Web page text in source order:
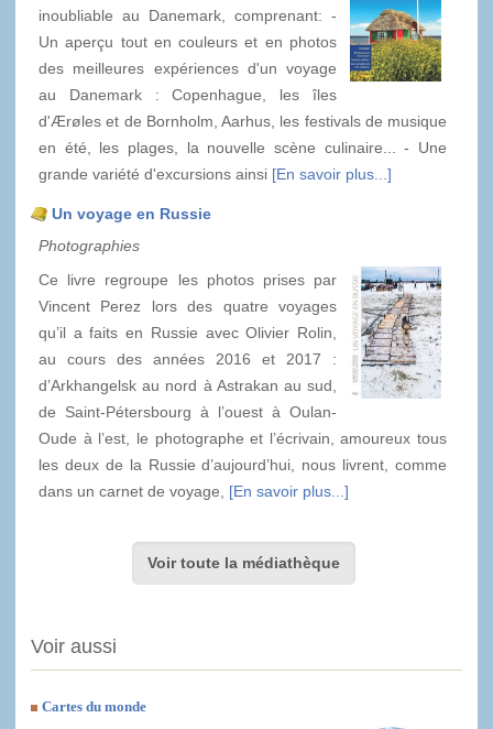
inoubliable au Danemark, comprenant: -
Un aperçu tout en couleurs et en photos
des meilleures expériences d'un voyage
au Danemark : Copenhague, les îles
d'Ærøles et de Bornholm, Aarhus, les festivals de musique
en été, les plages, la nouvelle scène culinaire... - Une
grande variété d'excursions ainsi [En savoir plus...]
Un voyage en Russie
Photographies
Ce livre regroupe les photos prises par
Vincent Perez lors des quatre voyages
qu’il a faits en Russie avec Olivier Rolin,
au cours des années 2016 et 2017 :
d’Arkhangelsk au nord à Astrakan au sud,
de Saint-Pétersbourg à l’ouest à Oulan-
Oude à l’est, le photographe et l’écrivain, amoureux tous
les deux de la Russie d’aujourd’hui, nous livrent, comme
dans un carnet de voyage, [En savoir plus...]
Voir toute la médiathèque
Voir aussi
Cartes du monde